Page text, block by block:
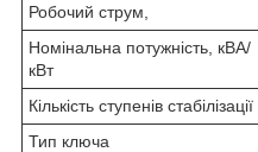
Робочий струм,
Номінальна потужність, кВА/
кВт
Кількість ступенів стабілізації
Тип ключа